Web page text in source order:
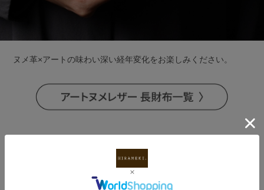
ヌメ革×アートの味わい深い経年変化をお楽しみください。
DESIGN｜「群鶏」 伊藤若冲